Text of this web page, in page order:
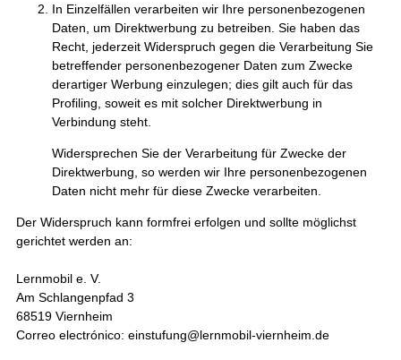
In Einzelfällen verarbeiten wir Ihre personenbezogenen
Daten, um Direktwerbung zu betreiben. Sie haben das
Recht, jederzeit Widerspruch gegen die Verarbeitung Sie
betreffender personenbezogener Daten zum Zwecke
derartiger Werbung einzulegen; dies gilt auch für das
Profiling, soweit es mit solcher Direktwerbung in
Verbindung steht.
Widersprechen Sie der Verarbeitung für Zwecke der
Direktwerbung, so werden wir Ihre personenbezogenen
Daten nicht mehr für diese Zwecke verarbeiten.
Der Widerspruch kann formfrei erfolgen und sollte möglichst
gerichtet werden an:
Lernmobil e. V.
Am Schlangenpfad 3
68519 Viernheim
Correo electrónico: einstufung@lernmobil-viernheim.de